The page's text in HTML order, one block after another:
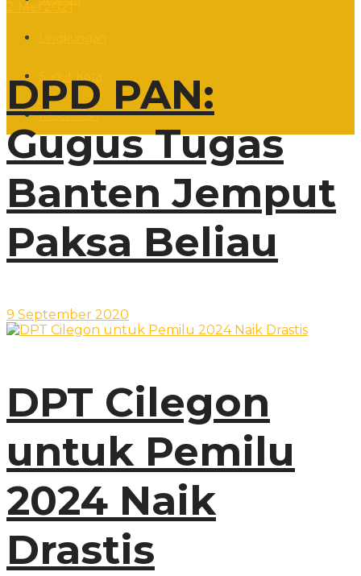
Kesehatan
DPD PAN:
Gugus Tugas
Banten Jemput
Paksa Beliau
9 September 2020
DPT Cilegon
untuk Pemilu
2024 Naik
Drastis